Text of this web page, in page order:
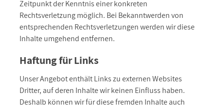
Zeitpunkt der Kenntnis einer konkreten
Rechtsverletzung möglich. Bei Bekanntwerden von
entsprechenden Rechtsverletzungen werden wir diese
Inhalte umgehend entfernen.
Haftung für Links
Unser Angebot enthält Links zu externen Websites
Dritter, auf deren Inhalte wir keinen Einfluss haben.
Deshalb können wir für diese fremden Inhalte auch